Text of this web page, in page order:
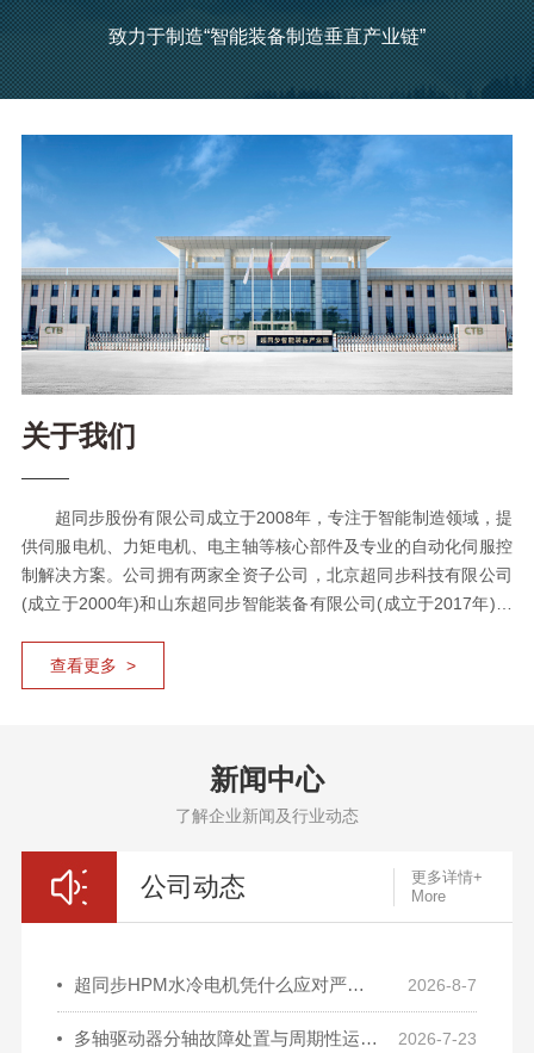
致力于制造“智能装备制造垂直产业链”
关于我们
超同步股份有限公司成立于2008年，专注于智能制造领域，提
供伺服电机、力矩电机、电主轴等核心部件及专业的自动化伺服控
制解决方案。公司拥有两家全资子公司，北京超同步科技有限公司
(成立于2000年)和山东超同步智能装备有限公司(成立于2017年)。
板挂牌企业。公司获“国家绿色工厂”、北京市“智能工厂”认定，公司
是北京市专利示范单位、北京市企业科技研究开发机构、北京市企
直驱转台等核心功能部件，五轴立式加工中心等高端智能装备。核
心技术达到国际先进水平，关键产品可替代进口同类产品，广泛应
明专利30余项，伺服控制系统技术处于国内领先水...
查看更多 >
新闻中心
了解企业新闻及行业动态
公司动态
更多详情+
More
超同步HPM水冷电机凭什么应对严苛工况？ 2026-8-7
多轴驱动器分轴故障处置与周期性运维巡检要点 2026-7-23